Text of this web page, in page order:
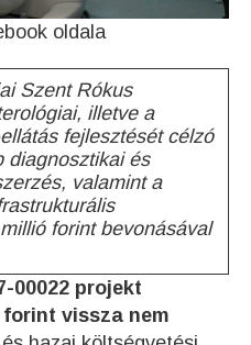
oldala
Szent Rókus
illetve a
fejlesztését célzó
diagnosztikai és
valamint a
forint bevonásával
00022 projekt
forint vissza nem